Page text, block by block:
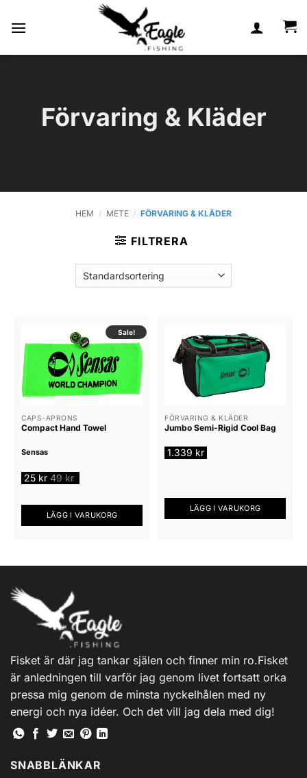
Förvaring & Kläder
HEM / METE / FÖRVARING & KLÄDER
FILTRERA
Sale!
CAPS-APRONS
Compact Hand Towel
Sensas
25 kr 49kr
LÄGG I VARUKORG
FÖRVARING & KLÄDER
Jumbo Semi-Rigid Cool Bag
1.339 kr
LÄGG I VARUKORG
Fisket är där jag tankar själen och finner min ro.Fisket
är anledningen till varför jag genom livet fortsatt orka
pressa mig genom de minsta nyckelhålen med ny
energi och nya idéer. Och det vill jag dela med dig!
SNABBLÄNKAR